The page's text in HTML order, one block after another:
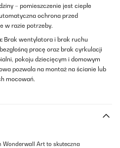
– pomieszczenie jest ciepłe
ochrona przed
w razie potrzeby.
Brak wentylatora i brak ruchu
pracę oraz brak cyrkulacji
pokoju dziecięcym i domowym
pozwala na montaż na ścianie lub
mocowań.
Wonderwall Art to skuteczna